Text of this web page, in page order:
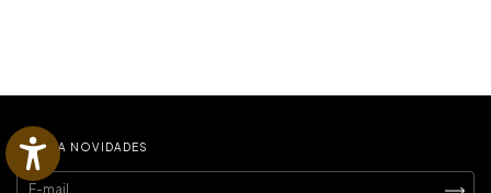
RECEBA NOVIDADES